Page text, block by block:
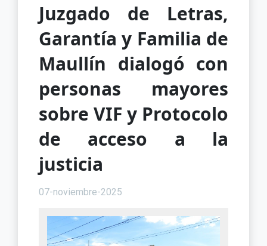
Juzgado de Letras,
Garantía y Familia de
Maullín dialogó con
personas mayores
sobre VIF y Protocolo
de acceso a la
justicia
07-noviembre-2025